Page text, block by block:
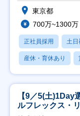
東京都
700万~1300万
正社員採用 土日
産休・育休あり
【9／5(土)1Day
ルフレックス・